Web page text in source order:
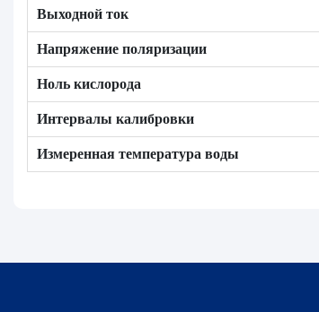
Выходной ток
Напряжение поляризации
Ноль кислорода
Интервалы калибровки
Измеренная температура воды